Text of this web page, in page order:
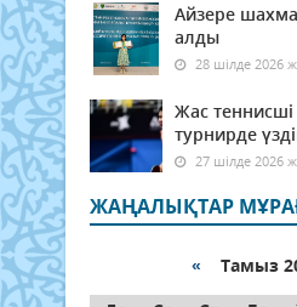
Айзере
алды
28 шілде 2026 ж.
Жас теннисші
турнирде
27 шілде 2026 ж.
ЖАҢАЛЫҚТАР
« Тамыз